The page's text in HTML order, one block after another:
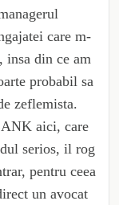
care m-
insa din ce am
probabil sa
zeflemista.
aici, care
serios, il rog
pentru ceea
un avocat